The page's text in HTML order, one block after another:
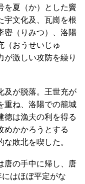
を夏（か）とした竇
宇文化及、瓦崗を根
密（りみつ）、洛陽
（おうせいじゅ
が激しい攻防を繰り
及が脱落。王世充が
重ね、洛陽での籠城
徳は漁夫の利を得る
めかかろうとする
敗北を喫した。
唐の手中に帰し、唐
はほぼ平定がな